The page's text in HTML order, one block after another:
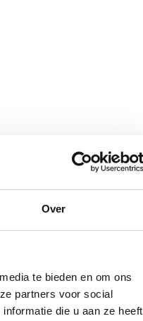
Over
te bieden en om ons
partners voor social
die u aan ze heeft